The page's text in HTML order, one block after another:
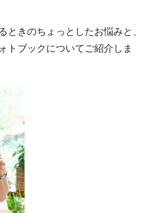
ときのちょっとしたお悩みと、
トブックについてご紹介しま